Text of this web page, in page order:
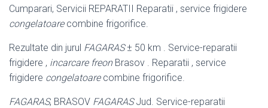
Cumparari, Servicii REPARATII Reparatii , service frigidere
congelatoarecombine frigorifice.
Rezultate din jurul FAGARAS± 50 km . Service-reparatii
frigidere , incarcare freonBrasov . Reparatii , service
frigidere congelatoarecombine frigorifice.
FAGARAS, BRASOV FAGARASJud. Service-reparatii